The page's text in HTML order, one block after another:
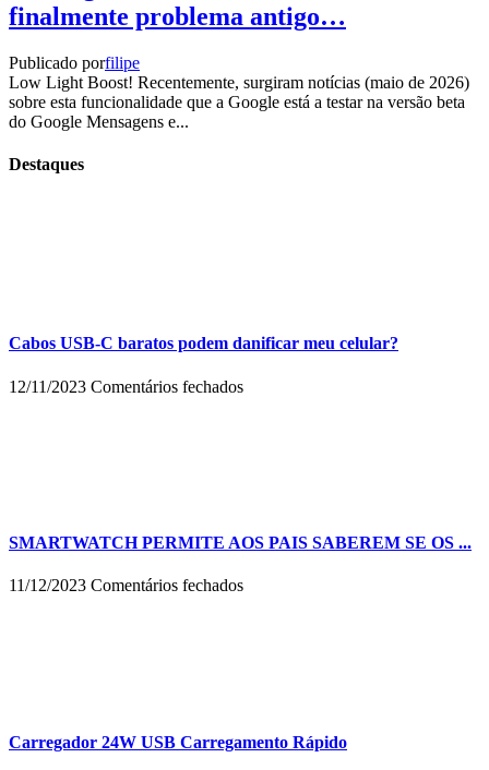
finalmente problema antigo…
Publicado porfilipe
Low Light Boost! Recentemente, surgiram notícias (maio de 2026)
sobre esta funcionalidade que a Google está a testar na versão beta
do Google Mensagens e...
Destaques
Cabos USB-C baratos podem danificar meu celular?
12/11/2023 Comentários fechadosem
celular?
SMARTWATCH PERMITE AOS PAIS SABEREM SE OS ...
11/12/2023 Comentários fechadosem
FILHOS
Carregador 24W USB Carregamento Rápido